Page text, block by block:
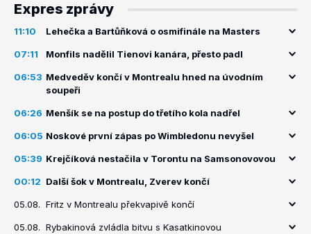
Expres zprávy
11:10 Lehečka a Bartůňková o osmifinále na Masters
07:11 Monfils nadělil Tienovi kanára, přesto padl
06:53 Medveděv končí v Montrealu hned na úvodním
soupeři
06:26 Menšík se na postup do třetího kola nadřel
06:05 Noskové první zápas po Wimbledonu nevyšel
05:39 Krejčíková nestačila v Torontu na Samsonovovou
00:12 Další šok v Montrealu, Zverev končí
05.08. Fritz v Montrealu překvapivě končí
05.08. Rybakinová zvládla bitvu s Kasatkinovou